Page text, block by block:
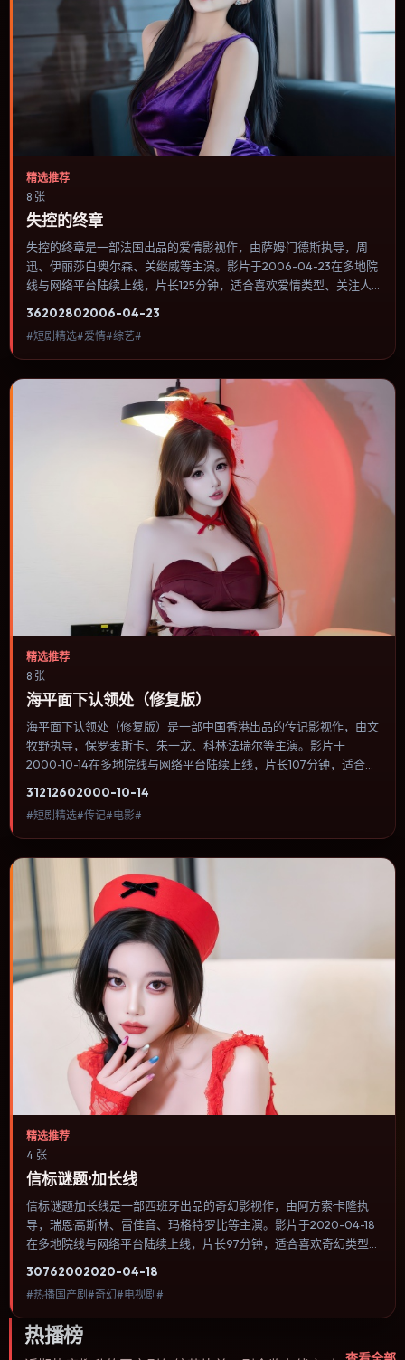
精选推荐
8 张
失控的终章
失控的终章是一部法国出品的爱情影视作，由萨姆·门德斯执导，周
迅、伊丽莎白·奥尔森、关继威等主演。影片于2006-04-23在多地院
线与网络平台陆续上线，片长125分钟，适合喜欢爱情类型、关注人
奏与视听语言统一，可作为休闲观影或类型片补片的选择。
36202802006-04-23
#短剧精选#爱情#综艺#
精选推荐
8 张
海平面下认领处（修复版）
海平面下认领处（修复版）是一部中国香港出品的传记影视作，由文
牧野执导，保罗·麦斯卡、朱一龙、科林·法瑞尔等主演。影片于
2000-10-14在多地院线与网络平台陆续上线，片长107分钟，适合喜
选择与情节推进，节奏与视听语言统一，可作为休闲观影或类型片补
片的选择。
31212602000-10-14
#短剧精选#传记#电影#
精选推荐
4 张
信标谜题·加长线
信标谜题·加长线是一部西班牙出品的奇幻影视作，由阿方索·卡隆执
导，瑞恩·高斯林、雷佳音、玛格特·罗比等主演。影片于2020-04-18
在多地院线与网络平台陆续上线，片长97分钟，适合喜欢奇幻类型、
节推进，节奏与视听语言统一，可作为休闲观影或类型片补片的选
择。
30762002020-04-18
#热播国产剧#奇幻#电视剧#
热播榜